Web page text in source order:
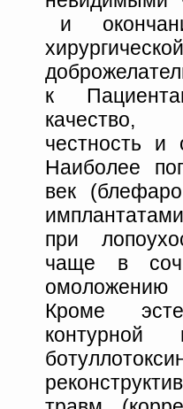
и
к
качество,
честность и
Наиболее
век
при
чаще в
омоложению
Кроме